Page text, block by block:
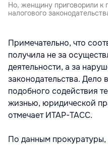
Но, женщину приговорили к
налогового
Примечательно, что
получила не за
деятельности, а за
законодательства. Дело
подобного содействия
жизнью, юридической
отмечает ИТАР-ТАСС.
По данным